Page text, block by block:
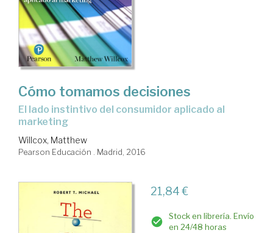
Cómo tomamos decisiones
el lado instintivo del consumidor aplicado al
marketing
Willcox, Matthew
Pearson Educación . Madrid, 2016
21,84 €
Stock en librería. Envío
en 24/48 horas